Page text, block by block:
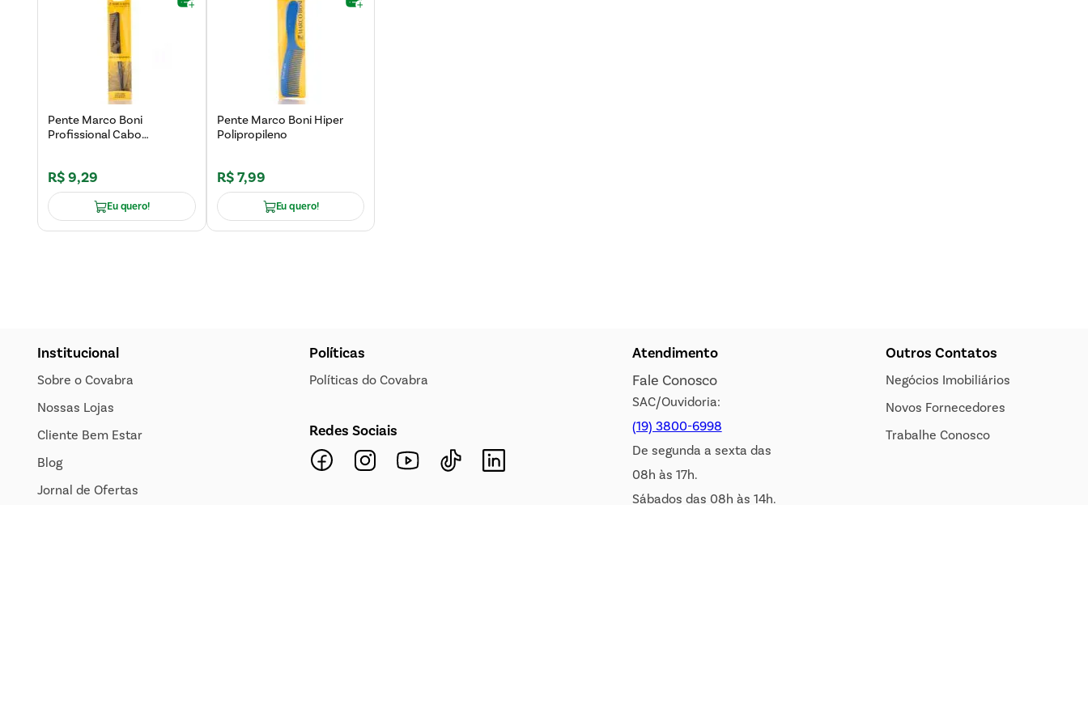
Pente Marco Boni
Profissional Cabo
R$9,29
Eu quero!
Pente Marco Boni Hiper
Polipropileno
R$7,99
Eu quero!
Institucional
Sobre o Covabra
Nossas Lojas
Cliente Bem Estar
Blog
Jornal de Ofertas
Políticas
Políticas do Covabra
Redes Sociais
Atendimento
Fale Conosco
SAC/Ouvidoria:
(19) 3800-6998
De segunda a sexta das
08h às 17h.
Sábados das 08h às 14h.
Outros Contatos
Negócios Imobiliários
Novos Fornecedores
Trabalhe Conosco